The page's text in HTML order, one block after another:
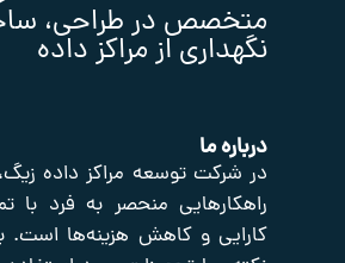
در طراحی، ساخت و
از مراکز داده
توسعه مراکز داده زیگ، هدف ما ارائه
منحصر به فرد با تمرکز بر افزایش
و کاهش هزینه‌ها است. با توجه به این